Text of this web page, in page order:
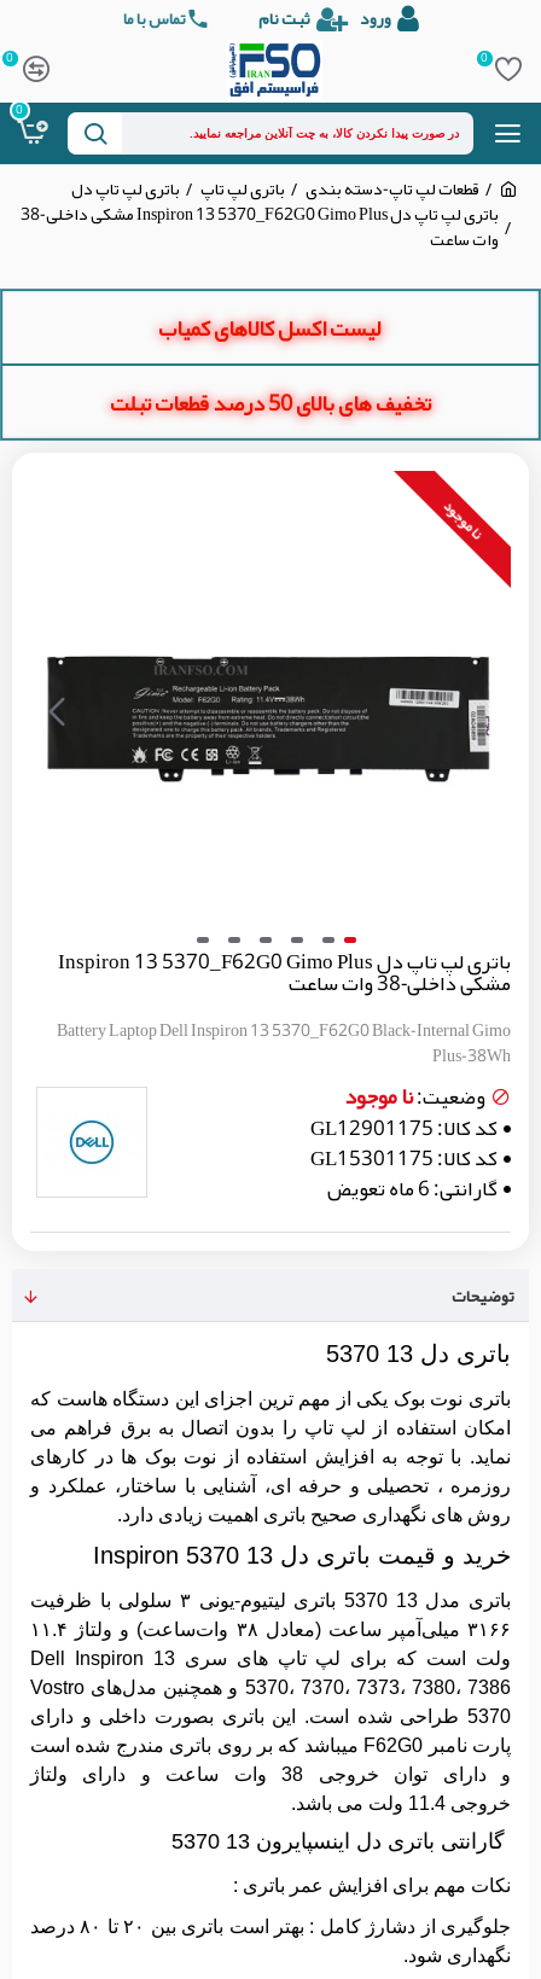
ورود ثبت نام تماس با ما
0
0
0
قطعات لپ تاپ-دسته بندی باتری لپ تاپ باتری لپ تاپ دل
باتری لپ تاپ دل Inspiron 13 5370_F62G0 Gimo Plus مشکی داخلی-38
وات ساعت
لیست اکسل کالاهای کمیاب
تخفیف های بالای 50 درصد قطعات تبلت
نا موجود
باتری لپ تاپ دل Inspiron 13 5370_F62G0 Gimo Plus
مشکی داخلی-38 وات ساعت
Battery Laptop Dell Inspiron 13 5370_F62G0 Black-Internal Gimo
Plus-38Wh
وضعیت:نا موجود
کد کالا:GL12901175
کد کالا:GL15301175
گارانتی:6 ماه تعویض
توضیحات
باتری دل 13 5370
باتری نوت ‌بوک یکی از مهم ‌ترین اجزای این دستگاه‌ هاست که
امکان استفاده از لپ ‌تاپ را بدون اتصال به برق فراهم می‌
نماید. با توجه به افزایش استفاده از نوت ‌بوک ‌ها در کارهای
روزمره ، تحصیلی و حرفه‌ ای، آشنایی با ساختار، عملکرد و
روش ‌های نگهداری صحیح باتری اهمیت زیادی دارد.
خرید و قیمت باتری دل 13 5370 Inspiron
باتری مدل 13 5370 باتری لیتیوم-یونی ۳ سلولی با ظرفیت
۳۱۶۶ میلی‌آمپر ساعت (معادل ۳۸ وات‌ساعت) و ولتاژ ۱۱.۴
ولت است که برای لپ ‌تاپ‌ های سری Dell Inspiron 13
5370، 7370، 7373، 7380، 7386 و همچنین مدل‌های Vostro
5370 طراحی شده است. این باتری بصورت داخلی و دارای
پارت نامبر F62G0 میباشد که بر روی باتری مندرج شده است
و دارای توان خروجی 38 وات ساعت و دارای ولتاژ
خروجی 11.4 ولت می باشد.
گارانتی باتری دل اینسپایرون 13 5370
نکات مهم برای افزایش عمر باتری :
جلوگیری از دشارژ کامل : بهتر است باتری بین ۲۰ تا ۸۰ درصد
نگهداری شود.